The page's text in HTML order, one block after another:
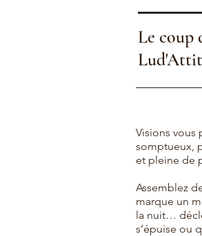
Le coup
Visions vous
somptueux,
et pleine de
Assemblez
marque un
la nuit…
s’épuise ou